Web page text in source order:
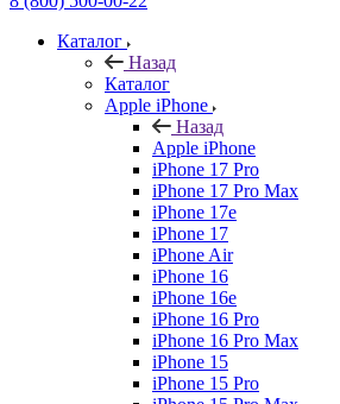
Каталог
Назад
Каталог
Apple iPhone
Назад
Apple iPhone
iPhone 17 Pro
iPhone 17 Pro Max
iPhone 17e
iPhone 17
iPhone Air
iPhone 16
iPhone 16e
iPhone 16 Pro
iPhone 16 Pro Max
iPhone 15
iPhone 15 Pro